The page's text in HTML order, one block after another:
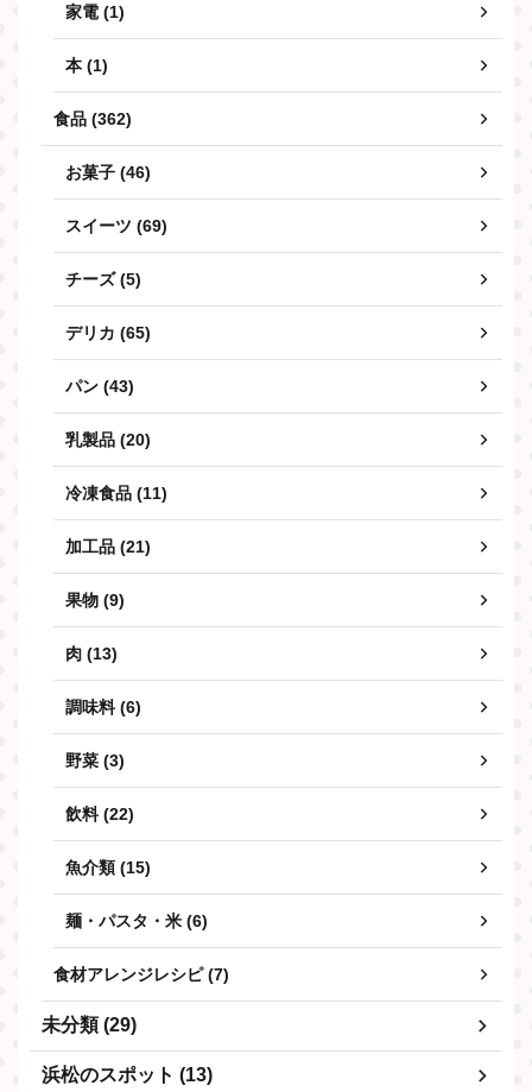
家電 (1)
本 (1)
食品 (362)
お菓子 (46)
スイーツ (69)
チーズ (5)
デリカ (65)
パン (43)
乳製品 (20)
冷凍食品 (11)
加工品 (21)
果物 (9)
肉 (13)
調味料 (6)
野菜 (3)
飲料 (22)
魚介類 (15)
麺・パスタ・米 (6)
食材アレンジレシピ (7)
未分類 (29)
浜松のスポット (13)